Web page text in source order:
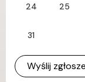
24 25
31